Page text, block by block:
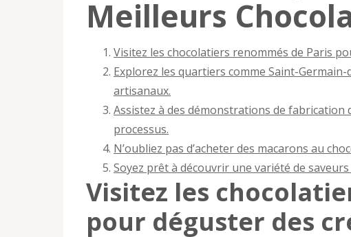
Meilleurs
Visitez les chocolatiers renommés de Paris
Explorez les quartiers comme Saint-
artisanaux.
Assistez à des démonstrations de
processus.
N’oubliez pas d’acheter des macarons au
Soyez prêt à découvrir une variété de
Visitez les
pour déguster des